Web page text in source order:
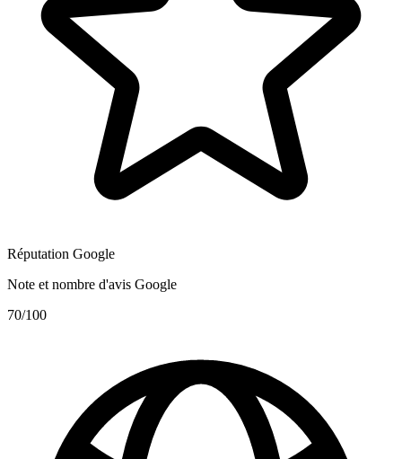
Réputation Google
Note et nombre d'avis Google
70/100